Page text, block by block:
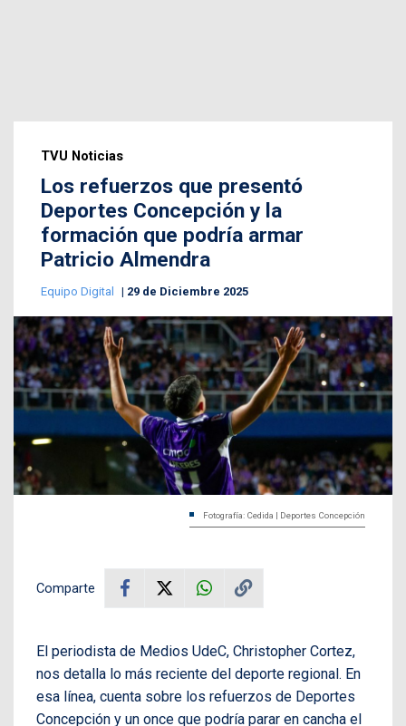
TVU Noticias
Los refuerzos que presentó
Deportes Concepción y la
formación que podría armar
Patricio Almendra
Equipo Digital 29 de Diciembre 2025
Fotografía: Cedida | Deportes Concepción
Comparte
El periodista de Medios UdeC, Christopher Cortez,
nos detalla lo más reciente del deporte regional. En
esa línea, cuenta sobre los refuerzos de Deportes
Concepción y un once que podría parar en cancha el